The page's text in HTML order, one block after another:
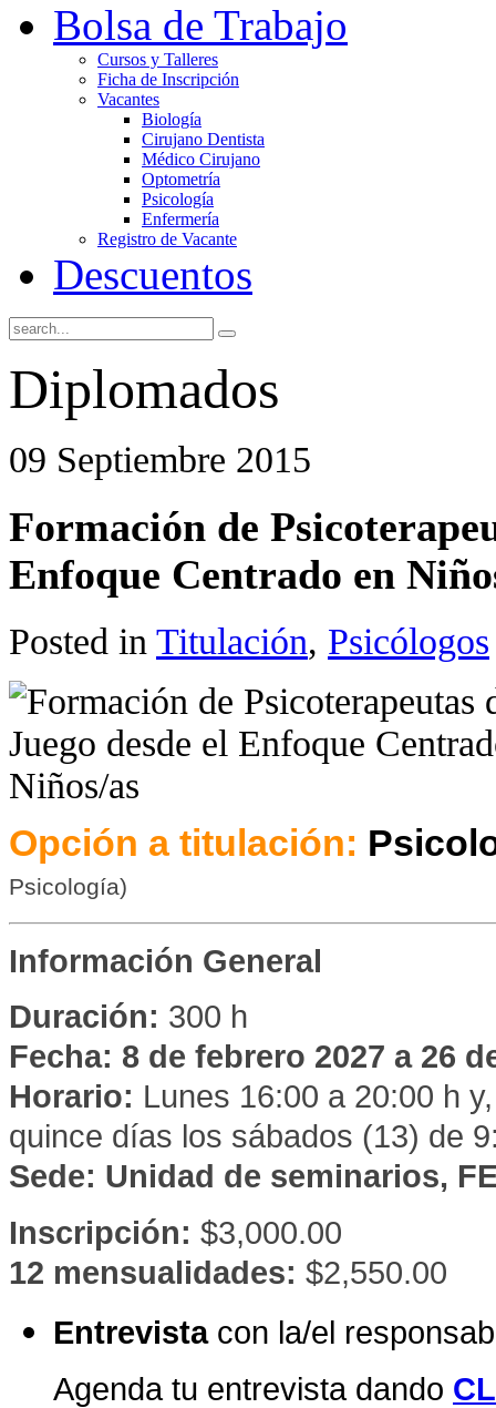
Bolsa de Trabajo
Cursos y Talleres
Ficha de Inscripción
Vacantes
Biología
Cirujano Dentista
Médico Cirujano
Optometría
Psicología
Enfermería
Registro de Vacante
Descuentos
Diplomados
09 Septiembre 2015
Formación de
Enfoque Centrado en
Posted in Titulación, Psicólogos
Opción a titulación:
Psicología)
Información General
Duración: 300 h
Fecha: 8 de febrero 2027 a 26
Horario: Lunes 16:00 a 20:00 h
quince días los sábados (13) de
Sede: Unidad de seminarios,
Inscripción: $3,000.00
12 mensualidades: $2,550.00
Entrevistacon la/el
Agenda tu entrevista dando